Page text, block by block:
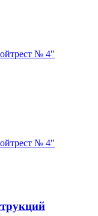
№ 4"
№ 4"